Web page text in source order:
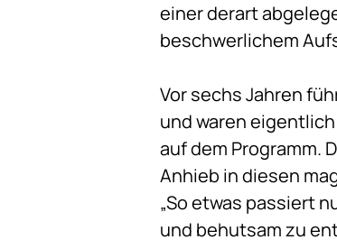
einer derart
beschwerlichem
Vor sechs Jahren
und waren
auf dem Programm.
Anhieb in diesen
„So etwas passiert
und behutsam zu